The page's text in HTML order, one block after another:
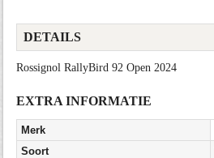
DETAILS
Rossignol RallyBird 92 Open 2024
EXTRA INFORMATIE
Merk
Soort